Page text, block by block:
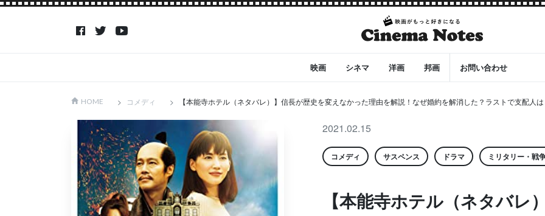
映画 シネマ 洋画 邦画 お問い合わせ
HOME コメディ 【本能寺ホテル（ネタバレ）】信長が歴史を変えなかった理由を解説！なぜ婚約を解消した？ラストで支配人
2021.02.15
コメディ サスペンス ドラマ ミリタリー・戦
【本能寺ホテル（ネタバ